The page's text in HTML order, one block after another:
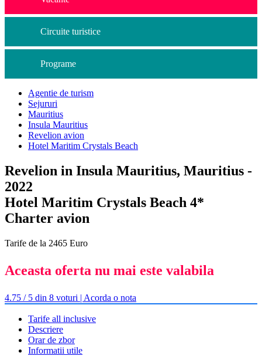
Circuite turistice
Programe
Agentie de turism
Sejururi
Mauritius
Insula Mauritius
Revelion avion
Hotel Maritim Crystals Beach
Revelion in Insula Mauritius, Mauritius -
2022
Hotel Maritim Crystals Beach 4*
Charter avion
Tarife de la 2465 Euro
Aceasta oferta nu mai este valabila
4.75 / 5 din 8 voturi | Acorda o nota
Tarife all inclusive
Descriere
Orar de zbor
Informatii utile